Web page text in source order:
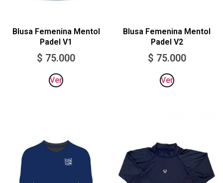
Blusa Femenina Mentol
Padel V1
$ 75.000
Ver
Blusa Femenina Mentol
Padel V2
$ 75.000
Ver